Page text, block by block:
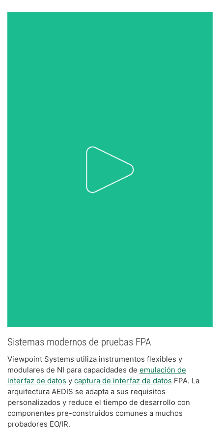
Sistemas modernos de pruebas FPA
Viewpoint Systems utiliza instrumentos flexibles y
modulares de NI para capacidades de emulación de
interfaz de datos y captura de interfaz de datos FPA. La
arquitectura AEDIS se adapta a sus requisitos
personalizados y reduce el tiempo de desarrollo con
componentes pre-construidos comunes a muchos
probadores EO/IR.